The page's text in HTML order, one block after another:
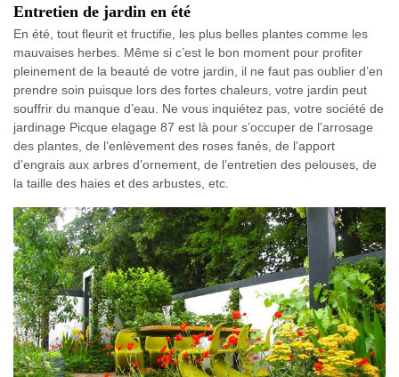
Entretien de jardin en été
En été, tout fleurit et fructifie, les plus belles plantes comme les
mauvaises herbes. Même si c’est le bon moment pour profiter
pleinement de la beauté de votre jardin, il ne faut pas oublier d’en
prendre soin puisque lors des fortes chaleurs, votre jardin peut
souffrir du manque d’eau. Ne vous inquiétez pas, votre société de
jardinage Picque elagage 87 est là pour s’occuper de l’arrosage
des plantes, de l’enlèvement des roses fanés, de l’apport
d’engrais aux arbres d’ornement, de l’entretien des pelouses, de
la taille des haies et des arbustes, etc.